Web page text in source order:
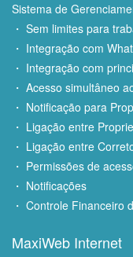
Sistema de
・ Sem limites para
・ Integração com
・ Integração com
・ Acesso simultâneo
・ Notificação para
・ Ligação entre
・ Ligação entre
・ Permissões de
・ Notificações
・ Controle Financeiro
MaxiWeb Internet